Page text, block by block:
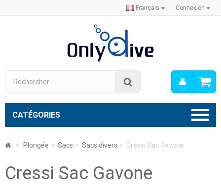
Connexion
Français
Mon
CATÉGORIES
> Plongée > Sacs > Sacs divers > Cressi Sac Gavone
Cressi Sac Gavone